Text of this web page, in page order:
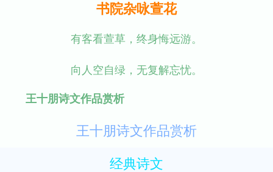
书院杂咏萱花
有客看萱草，终身悔远游。
向人空自绿，无复解忘忧。
王十朋诗文作品赏析
王十朋诗文作品赏析
经典诗文